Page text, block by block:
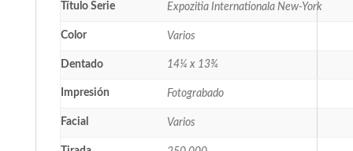
Título Serie Expozitia Internationala New-York
Color Varios
Dentado 14¼ x 13¾
Impresión Fotograbado
Facial Varios